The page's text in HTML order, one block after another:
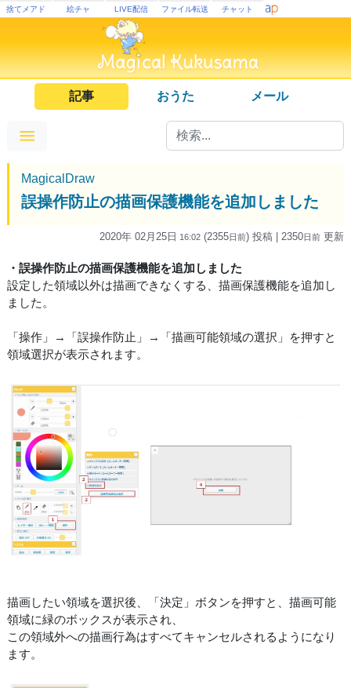
捨てメアド 絵チャ LIVE配信 ファイル転送 チャット
記事 おうた メール
MagicalDraw
誤操作防止の描画保護機能を追加しました
2020年 02月25日 16:02 (2355日前) 投稿 | 2350日前 更新
・誤操作防止の描画保護機能を追加しました
設定した領域以外は描画できなくする、描画保護機能を追加し
ました。
「操作」→「誤操作防止」→「描画可能領域の選択」を押すと
領域選択が表示されます。
描画したい領域を選択後、「決定」ボタンを押すと、描画可能
領域に緑のボックスが表示され、
この領域外への描画行為はすべてキャンセルされるようになり
ます。